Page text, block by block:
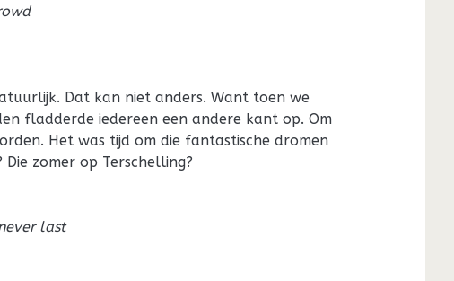
Dat kan niet anders. Want toen we
fladderde iedereen een andere kant op. Om
Het was tijd om die fantastische dromen
zomer op Terschelling?
last